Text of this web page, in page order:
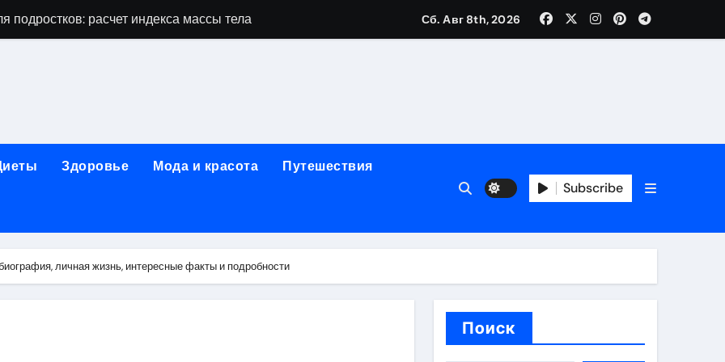
подростков: расчет индекса массы тела и ориентиры по возрасту, росту и полу
процедур и показания к лечению
неопределённость устойчивости в условиях неопределённости
региона: современные подходы, показания и риски
в салонах красоты
и сибирским городом: варианты маршрутов, тарифы и советы по планированию поездки
Сб. Авг 8th, 2026
Здоровье Мода и красота Путешествия
Subscribe
личная жизнь, интересные факты и подробности
Поиск